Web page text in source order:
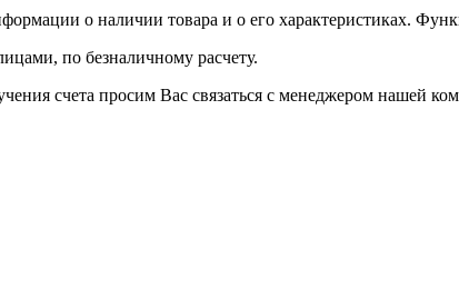
о наличии товара и о его характеристиках.
по безналичному расчету.
счета просим Вас связаться с менеджером нашей